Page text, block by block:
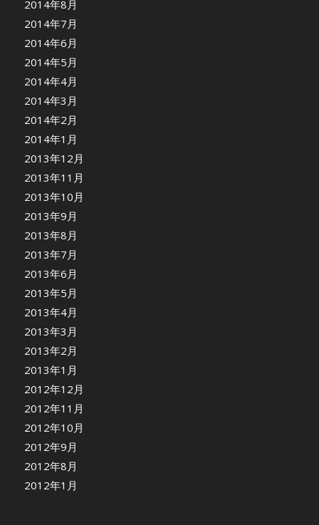
2014年8月
2014年7月
2014年6月
2014年5月
2014年4月
2014年3月
2014年2月
2014年1月
2013年12月
2013年11月
2013年10月
2013年9月
2013年8月
2013年7月
2013年6月
2013年5月
2013年4月
2013年3月
2013年2月
2013年1月
2012年12月
2012年11月
2012年10月
2012年9月
2012年8月
2012年1月